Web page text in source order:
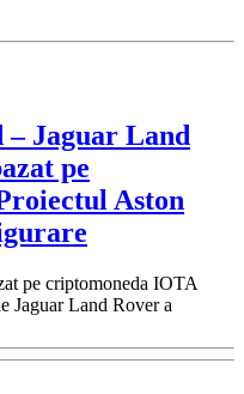
– Jaguar Land
pe
Aston
pe criptomoneda IOTA
Jaguar Land Rover a